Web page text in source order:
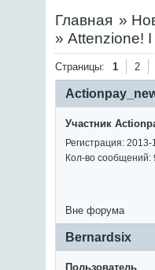
Главная »
» Attenzione!
Страницы: 1 2
Участник
Регистрация: 2013-
Кол-во сообщений:
Вне форума
Bernardsix
Пользователь